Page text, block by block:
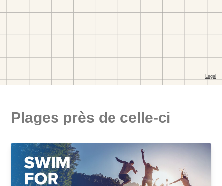
Plages près de celle-ci